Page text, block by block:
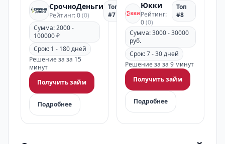
СрочноДеньги
Рейтинг: 0(0)
Топ
#7
Сумма: 2000 -
100000 ₽
Срок: 1 - 180 дней
Решение за за 15
минут
Получить займ
Подробнее
Юкки
Рейтинг:
0(0)
Топ
#8
Сумма: 3000 - 30000
руб.
Срок: 7 - 30 дней
Решение за за 9 минут
Получить займ
Подробнее